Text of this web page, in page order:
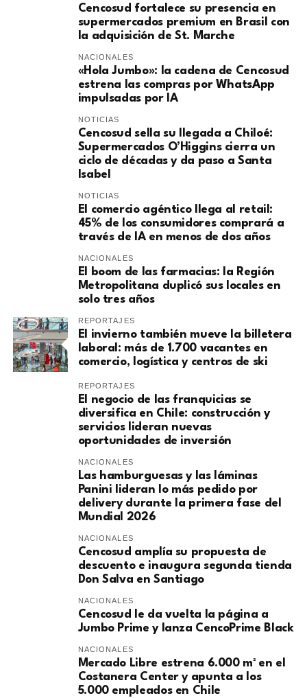
Cencosud fortalece su presencia en
supermercados premium en Brasil con
la adquisición de St. Marche
NACIONALES
«Hola Jumbo»: la cadena de Cencosud
estrena las compras por WhatsApp
impulsadas por IA
NOTICIAS
Cencosud sella su llegada a Chiloé:
Supermercados O’Higgins cierra un
ciclo de décadas y da paso a Santa
Isabel
NOTICIAS
El comercio agéntico llega al retail:
45% de los consumidores comprará a
través de IA en menos de dos años
NACIONALES
El boom de las farmacias: la Región
Metropolitana duplicó sus locales en
solo tres años
REPORTAJES
El invierno también mueve la billetera
laboral: más de 1.700 vacantes en
comercio, logística y centros de ski
REPORTAJES
El negocio de las franquicias se
diversifica en Chile: construcción y
servicios lideran nuevas
oportunidades de inversión
NACIONALES
Las hamburguesas y las láminas
Panini lideran lo más pedido por
delivery durante la primera fase del
Mundial 2026
NACIONALES
Cencosud amplía su propuesta de
descuento e inaugura segunda tienda
Don Salva en Santiago
NACIONALES
Cencosud le da vuelta la página a
Jumbo Prime y lanza CencoPrime Black
NACIONALES
Mercado Libre estrena 6.000 m² en el
Costanera Center y apunta a los
5.000 empleados en Chile